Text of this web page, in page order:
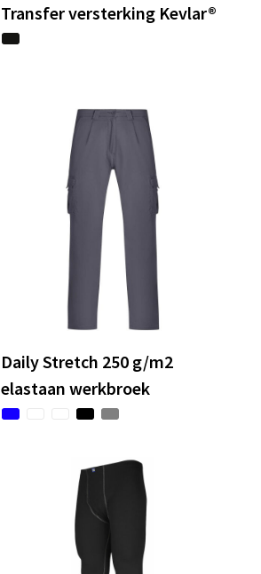
Transfer versterking Kevlar®
Daily Stretch 250 g/m2
elastaan werkbroek